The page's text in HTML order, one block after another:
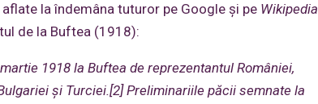
la îndemâna tuturor pe Google și pe Wikipedia
de la Buftea (1918):
1918 la Buftea de reprezentantul României,
și Turciei.[2] Preliminariile păcii semnate la